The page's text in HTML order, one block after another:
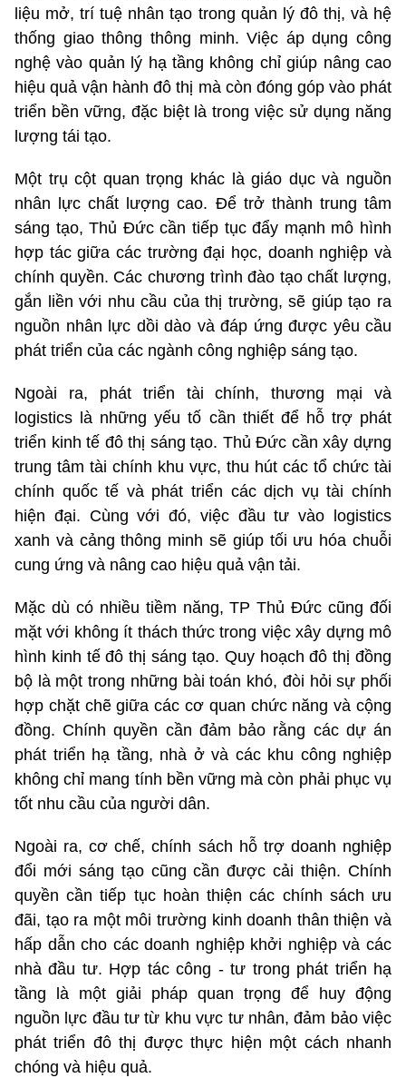
liệu mở, trí tuệ nhân tạo trong quản lý đô thị, và hệ
thống giao thông thông minh. Việc áp dụng công
nghệ vào quản lý hạ tầng không chỉ giúp nâng cao
hiệu quả vận hành đô thị mà còn đóng góp vào phát
triển bền vững, đặc biệt là trong việc sử dụng năng
lượng tái tạo.
Một trụ cột quan trọng khác là giáo dục và nguồn
nhân lực chất lượng cao. Để trở thành trung tâm
sáng tạo, Thủ Đức cần tiếp tục đẩy mạnh mô hình
hợp tác giữa các trường đại học, doanh nghiệp và
chính quyền. Các chương trình đào tạo chất lượng,
gắn liền với nhu cầu của thị trường, sẽ giúp tạo ra
nguồn nhân lực dồi dào và đáp ứng được yêu cầu
phát triển của các ngành công nghiệp sáng tạo.
Ngoài ra, phát triển tài chính, thương mại và
logistics là những yếu tố cần thiết để hỗ trợ phát
triển kinh tế đô thị sáng tạo. Thủ Đức cần xây dựng
trung tâm tài chính khu vực, thu hút các tổ chức tài
chính quốc tế và phát triển các dịch vụ tài chính
hiện đại. Cùng với đó, việc đầu tư vào logistics
xanh và cảng thông minh sẽ giúp tối ưu hóa chuỗi
cung ứng và nâng cao hiệu quả vận tải.
Mặc dù có nhiều tiềm năng, TP Thủ Đức cũng đối
mặt với không ít thách thức trong việc xây dựng mô
hình kinh tế đô thị sáng tạo. Quy hoạch đô thị đồng
bộ là một trong những bài toán khó, đòi hỏi sự phối
hợp chặt chẽ giữa các cơ quan chức năng và cộng
đồng. Chính quyền cần đảm bảo rằng các dự án
phát triển hạ tầng, nhà ở và các khu công nghiệp
không chỉ mang tính bền vững mà còn phải phục vụ
tốt nhu cầu của người dân.
Ngoài ra, cơ chế, chính sách hỗ trợ doanh nghiệp
đổi mới sáng tạo cũng cần được cải thiện. Chính
quyền cần tiếp tục hoàn thiện các chính sách ưu
đãi, tạo ra một môi trường kinh doanh thân thiện và
hấp dẫn cho các doanh nghiệp khởi nghiệp và các
nhà đầu tư. Hợp tác công - tư trong phát triển hạ
tầng là một giải pháp quan trọng để huy động
nguồn lực đầu tư từ khu vực tư nhân, đảm bảo việc
phát triển đô thị được thực hiện một cách nhanh
chóng và hiệu quả.